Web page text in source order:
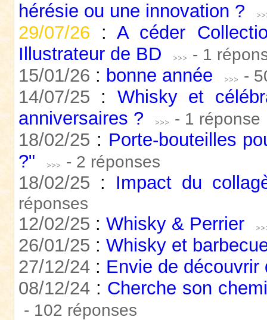
hérésie ou une innovation ?
29/07/26 :A céder
Illustrateur de BD
- 1
15/01/26 : bonne année -
14/07/25 : Whisky et
anniversaires ?
- 1 réponse
18/02/25 : Porte-bouteilles
?"
- 2 réponses
18/02/25 : Impact du
réponses
12/02/25 : Whisky & Perrier
26/01/25 : Whisky et
27/12/24 : Envie de
08/12/24 : Cherche son
- 102 réponses